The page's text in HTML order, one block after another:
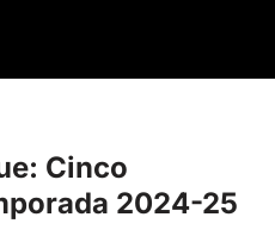
Cinco
2024-25